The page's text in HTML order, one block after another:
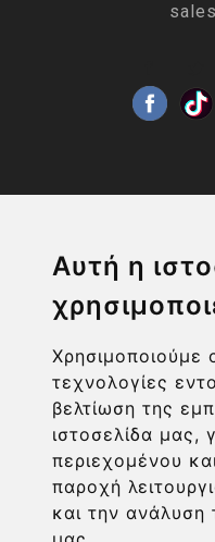
Αυτή η
Χρησιμοποιούμε
τεχνολογίες
βελτίωση της
ιστοσελίδα μας,
περιεχομένου
παροχή
και την ανάλυση